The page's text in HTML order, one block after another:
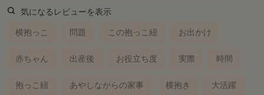
気になるレビューを表示
横抱っこ 問題 この抱っこ紐 お出かけ
赤ちゃん 出産後 お役立ち度 実際 時間
抱っこ紐 あやしながらの家事 横抱き 大活躍